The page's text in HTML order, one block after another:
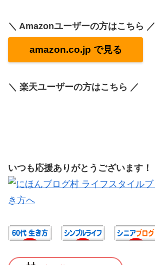
＼ Amazonユーザーの方はこちら ／
amazon.co.jp で見る
＼ 楽天ユーザーの方はこちら ／
いつも応援ありがとうございます！